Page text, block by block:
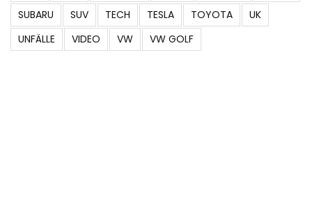
SUBARU
SUV TECH TESLA TOYOTA
UK
UNFÄLLE
VIDEO VW VW GOLF